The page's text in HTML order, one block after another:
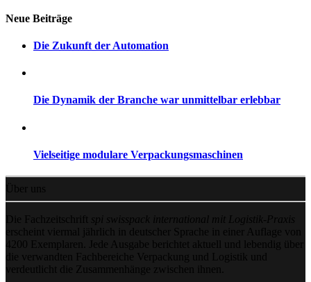
Neue Beiträge
Die Zukunft der Automation
Die Dynamik der Branche war unmittelbar erlebbar
Vielseitige modulare Verpackungsmaschinen
Über uns
Die Fachzeitschrift
spi swisspack international mit Logistik-Praxis
erscheint viermal jährlich in deutscher Sprache in einer Auflage von
4200 Exemplaren. Jede Ausgabe berichtet aktuell und lebendig über
die verwandten Fachbereiche Verpackung und Logistik und
verdeutlicht die Zusammenhänge zwischen ihnen.